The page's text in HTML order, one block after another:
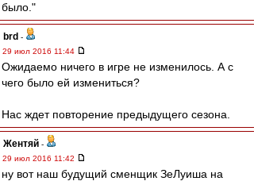
было."
brd -
29 июл 2016 11:44
Ожидаемо ничего в игре не изменилось. А с
чего было ей измениться?
Нас ждет повторение предыдущего сезона.
Жентяй -
29 июл 2016 11:42
ну вот наш будущий сменщик ЗеЛуиша на